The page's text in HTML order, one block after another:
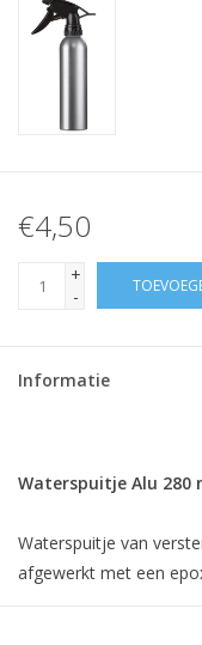
€4,50
+
-
Informatie
Waterspuitje Alu 280
Waterspuitje van
afgewerkt met een